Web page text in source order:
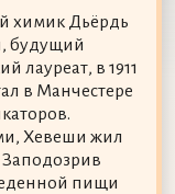
химик Дьёрдь
будущий
лауреат, в 1911
в Манчестере
Хевеши жил
пищи